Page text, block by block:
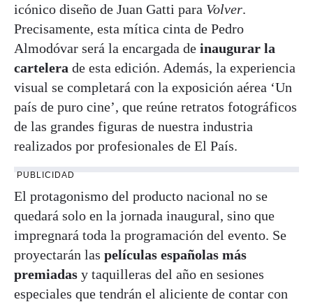
icónico diseño de Juan Gatti para Volver.
Precisamente, esta mítica cinta de Pedro
Almodóvar será la encargada de inaugurar la
cartelera de esta edición. Además, la experiencia
visual se completará con la exposición aérea ‘Un
país de puro cine’, que reúne retratos fotográficos
de las grandes figuras de nuestra industria
realizados por profesionales de El País.
PUBLICIDAD
El protagonismo del producto nacional no se
quedará solo en la jornada inaugural, sino que
impregnará toda la programación del evento. Se
proyectarán las películas españolas más
premiadas y taquilleras del año en sesiones
especiales que tendrán el aliciente de contar con